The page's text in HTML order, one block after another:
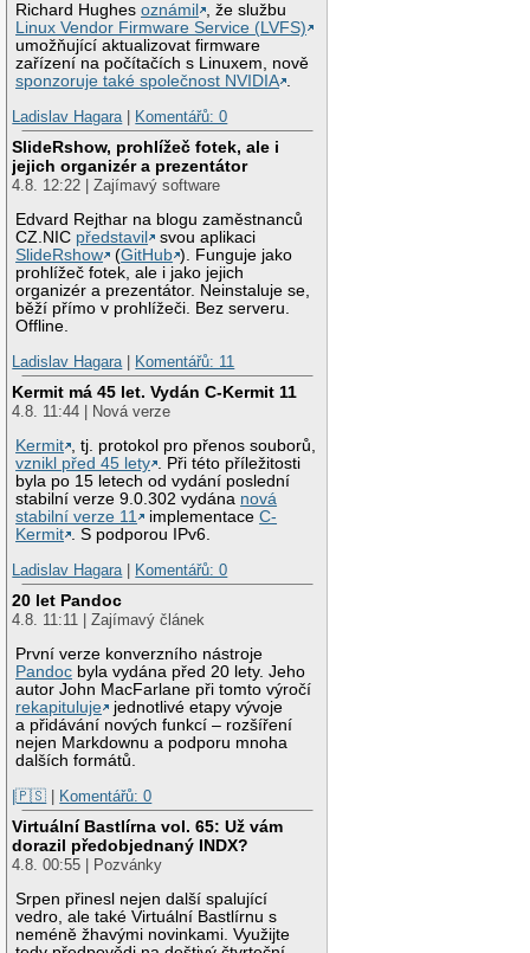
Richard Hughesoznámil
, že službu
Linux Vendor Firmware Service (LVFS)
umožňující aktualizovat firmware
zařízení na počítačích s Linuxem, nově
sponzoruje také společnost NVIDIA .
Ladislav Hagara | Komentářů: 0
SlideRshow, prohlížeč fotek, ale i
jejich organizér a prezentátor
4.8. 12:22 | Zajímavý software
Edvard Rejthar na blogu zaměstnanců
CZ.NIC představil
svou aplikaci
SlideRshow
(GitHub ). Funguje jako
prohlížeč fotek, ale i jako jejich
organizér a prezentátor. Neinstaluje se,
běží přímo v prohlížeči. Bez serveru.
Offline.
Ladislav Hagara | Komentářů: 11
Kermit má 45 let. Vydán C-Kermit 11
4.8. 11:44 | Nová verze
Kermit , tj. protokol pro přenos souborů,
vznikl před 45 lety . Při této příležitosti
byla po 15 letech od vydání poslední
stabilní verze 9.0.302 vydána nová
stabilní verze 11
implementaceC-
Kermit . S podporou IPv6.
Ladislav Hagara | Komentářů: 0
20 let Pandoc
4.8. 11:11 | Zajímavý článek
První verze konverzního nástroje
Pandoc byla vydána před 20 lety. Jeho
autor John MacFarlane při tomto výročí
rekapituluje
jednotlivé etapy vývoje
a přidávání nových funkcí – rozšíření
nejen Markdownu a podporu mnoha
dalších formátů.
|🇵🇸 | Komentářů: 0
Virtuální Bastlírna vol. 65: Už vám
dorazil předobjednaný INDX?
4.8. 00:55 | Pozvánky
Srpen přinesl nejen další spalující
vedro, ale také Virtuální Bastlírnu s
neméně žhavými novinkami. Využijte